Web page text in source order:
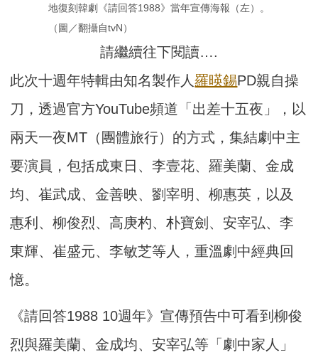
地復刻韓劇《請回答1988》當年宣傳海報（左）。
（圖／翻攝自tvN）
請繼續往下閱讀….
此次十週年特輯由知名製作人羅暎錫PD親自操
刀，透過官方YouTube頻道「出差十五夜」，以
兩天一夜MT（團體旅行）的方式，集結劇中主
要演員，包括成東日、李壹花、羅美蘭、金成
均、崔武成、金善映、劉宰明、柳惠英，以及
惠利、柳俊烈、高庚杓、朴寶劍、安宰弘、李
東輝、崔盛元、李敏芝等人，重溫劇中經典回
憶。
《請回答1988 10週年》宣傳預告中可看到柳俊
烈與羅美蘭、金成均、安宰弘等「劇中家人」